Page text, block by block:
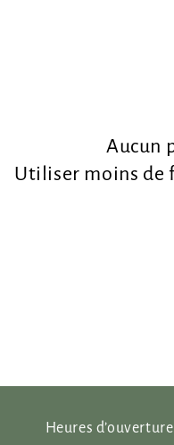
Aucun
Utiliser moins de
Heures d’ouverture